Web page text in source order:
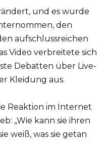
und es wurde
den
aufschlussreichen
Video verbreitete sich
Debatten über Live-
Kleidung aus.
Reaktion im Internet
„Wie kann sie ihren
weiß, was sie getan